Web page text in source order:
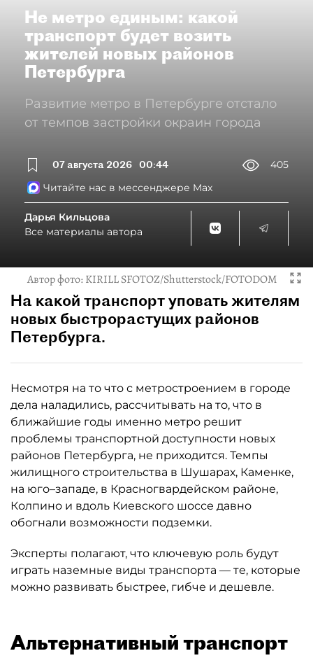
Не метро единым: какой
транспорт будет возить
жителей новых районов
Петербурга
Развитие метро в Петербурге отстало
от темпов застройки окраин города
07 августа 2026 00:44
405
Читайте нас в мессенджере Max
Дарья Кильцова
Все материалы автора
Автор фото:KIRILL SFOTOZ/Shutterstock/FOTODOM
На какой транспорт уповать жителям
новых быстрорастущих районов
Петербурга.
Несмотря на то что с метростроением в городе
дела наладились, рассчитывать на то, что в
ближайшие годы именно метро решит
проблемы транспортной доступности новых
районов Петербурга, не приходится. Темпы
жилищного строительства в Шушарах, Каменке,
на юго–западе, в Красногвардейском районе,
Колпино и вдоль Киевского шоссе давно
обогнали возможности подземки.
Эксперты полагают, что ключевую роль будут
играть наземные виды транспорта — те, которые
можно развивать быстрее, гибче и дешевле.
Альтернативный транспорт